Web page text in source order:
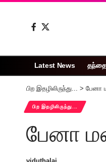
Latest News தந்தை
பிற இதழிலிருந்து... > பேனா
பிற இதழிலிருந்து...
பேனா